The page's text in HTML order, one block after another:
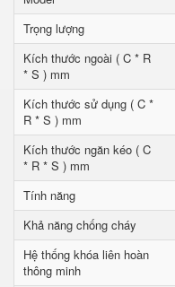
Trọng lượng
Kích thước ngoài ( C * R
* S ) mm
Kích thước sử dụng ( C *
R * S ) mm
Kích thước ngăn kéo ( C
* R * S ) mm
Tính năng
Khả năng chống cháy
Hệ thống khóa liên hoàn
thông minh